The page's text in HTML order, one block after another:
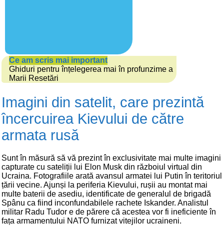
Ce am scris mai important
Ghiduri pentru înțelegerea mai în profunzime a
Marii Resetări
Imagini din satelit, care prezintă
încercuirea Kievului de către
armata rusă
Sunt în măsură să vă prezint în exclusivitate mai multe imagini
capturate cu sateliții lui Elon Musk din războiul virtual din
Ucraina. Fotografiile arată avansul armatei lui Putin în teritoriul
țării vecine. Ajunși la periferia Kievului, rușii au montat mai
multe baterii de asediu, identificate de generalul de brigadă
Spânu ca fiind inconfundabilele rachete Iskander. Analistul
militar Radu Tudor e de părere că acestea vor fi ineficiente în
fața armamentului NATO furnizat vitejilor ucraineni.